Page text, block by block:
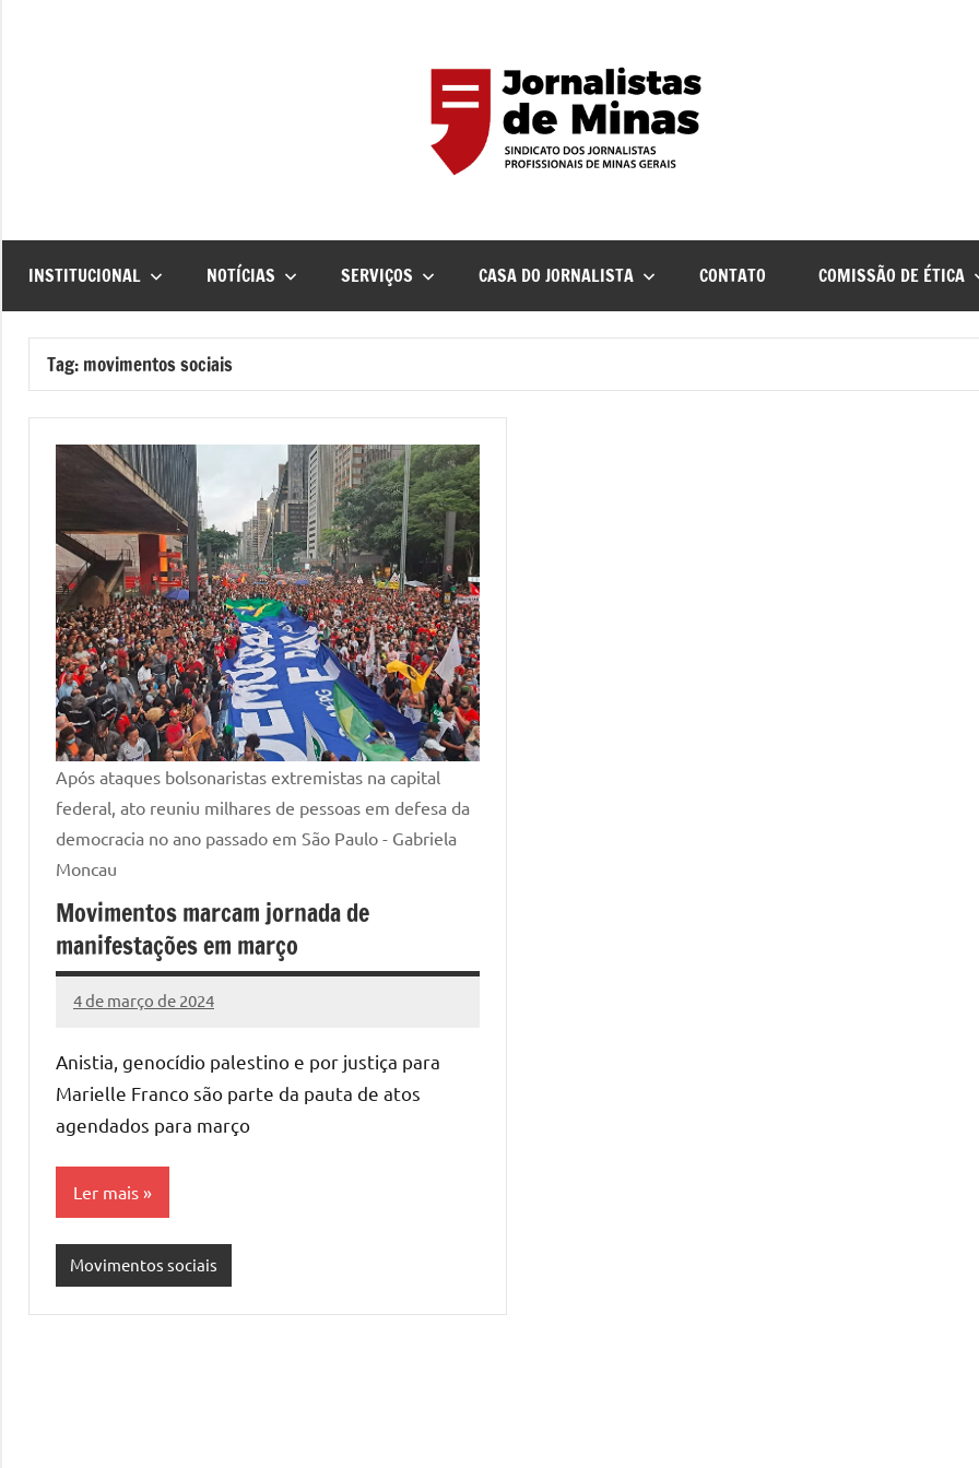
INSTITUCIONAL NOTÍCIAS SERVIÇOS CASA DO JORNALISTA CONTATO COMISSÃO DE ÉTICA
Tag: movimentos sociais
Após ataques bolsonaristas extremistas na capital
federal, ato reuniu milhares de pessoas em defesa da
democracia no ano passado em São Paulo - Gabriela
Moncau
Movimentos marcam jornada de
manifestações em março
4 de março de 2024
Assessoria
Nenhum
Anistia, genocídio palestino e por justiça para
Marielle Franco são parte da pauta de atos
agendados para março
Ler mais
Movimentos sociais